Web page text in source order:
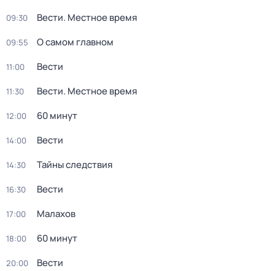
09:30 Вести. Местное время
09:55 О самом главном
11:00 Вести
11:30 Вести. Местное время
12:00 60 минут
14:00 Вести
14:30 Тайны следствия
16:30 Вести
17:00 Малахов
18:00 60 минут
20:00 Вести